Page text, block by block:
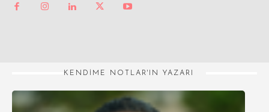
KENDIME NOTLAR'IN YAZARI